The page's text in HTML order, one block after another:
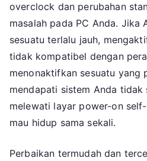
overclock dan perubahan
masalah pada PC Anda. Jika
sesuatu terlalu jauh,
tidak kompatibel dengan
menonaktifkan sesuatu yang
mendapati sistem Anda
melewati layar power-on
mau hidup sama sekali.
Perbaikan termudah dan